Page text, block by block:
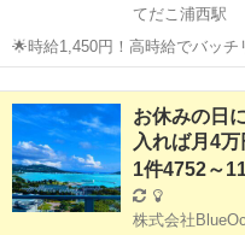
てだこ浦西駅
🌟時給1,450円！高時給でバッチリ稼ぎ
っかり稼ぎたい」 「副業で収入
お仕事です。 【080-
お休みの日
入れば月4
株式会社